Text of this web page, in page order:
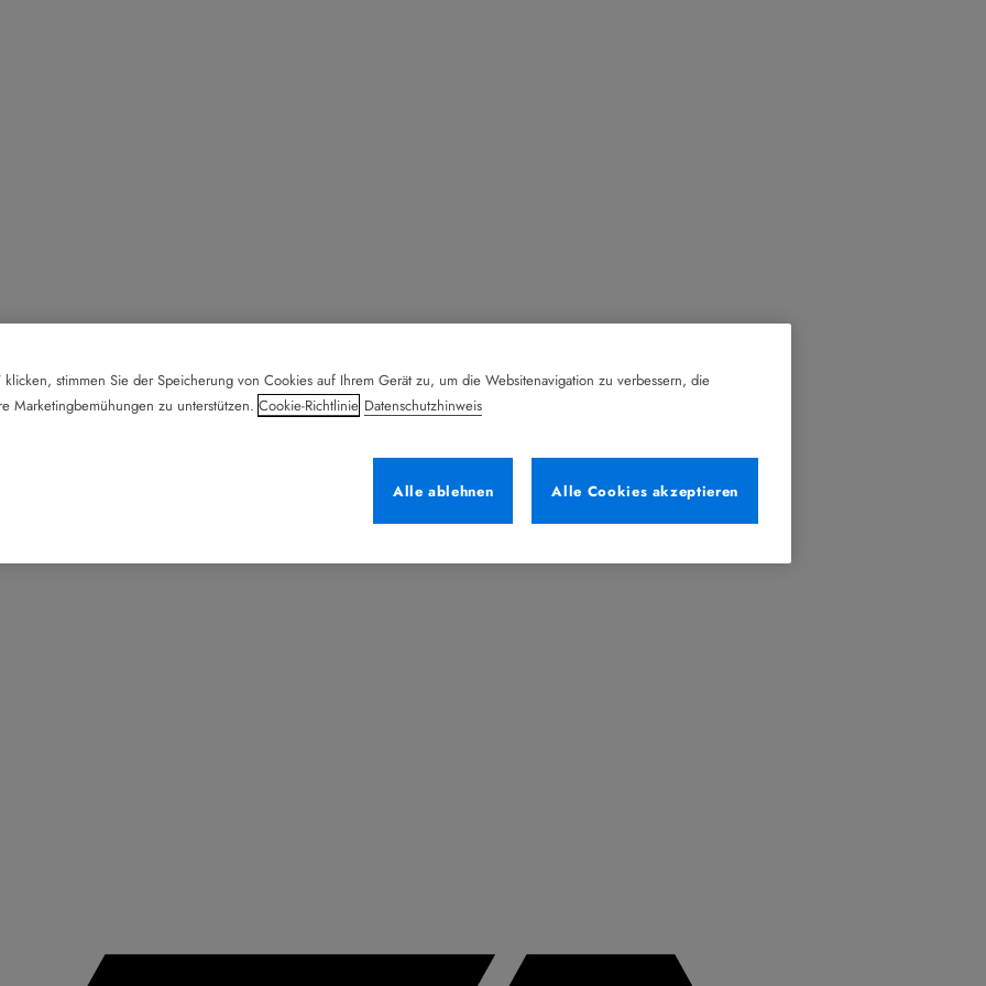
stimmen Sie der Speicherung von Cookies auf Ihrem Gerät zu, um die Websitenavigation zu verbessern, die
Marketingbemühungen zu unterstützen. Cookie-Richtlinie Datenschutzhinweis
Alle ablehnen
Alle Cookies akzeptieren